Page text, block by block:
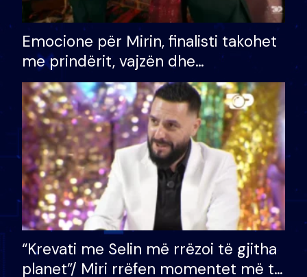
Emocione për Mirin, finalisti takohet
me prindërit, vajzën dhe
bashkëshorten: S’kemi ndonjë letër
divorci apo jo?
“Krevati me Selin më rrëzoi të gjitha
planet”/ Miri rrëfen momentet më të